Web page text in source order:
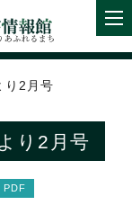
り2月号
り2月号